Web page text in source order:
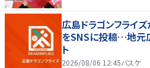
広島ドラゴンフライ
をSNSに投稿…地元
ト
2026/08/06 12:45バスケ